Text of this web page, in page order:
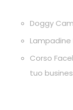
Doggy
Lampadine
Corso
tuo